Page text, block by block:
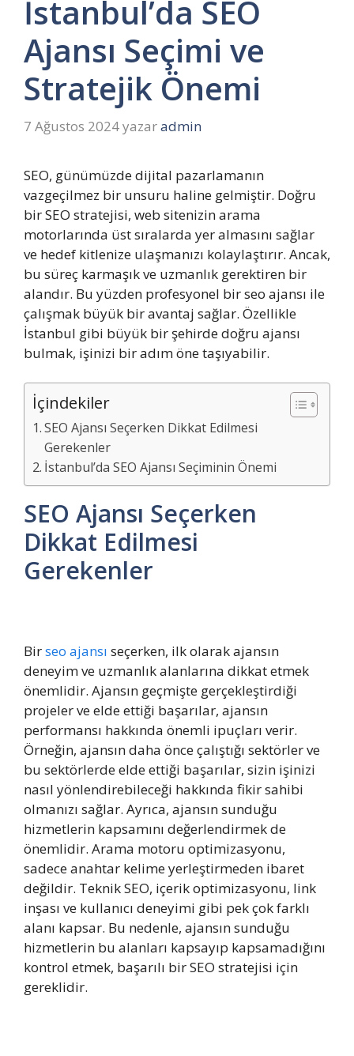
İstanbul’da SEO
Ajansı Seçimi ve
Stratejik Önemi
7 Ağustos 2024yazaradmin
SEO, günümüzde dijital pazarlamanın
vazgeçilmez bir unsuru haline gelmiştir. Doğru
bir SEO stratejisi, web sitenizin arama
motorlarında üst sıralarda yer almasını sağlar
ve hedef kitlenize ulaşmanızı kolaylaştırır. Ancak,
bu süreç karmaşık ve uzmanlık gerektiren bir
alandır. Bu yüzden profesyonel bir seo ajansı ile
çalışmak büyük bir avantaj sağlar. Özellikle
İstanbul gibi büyük bir şehirde doğru ajansı
bulmak, işinizi bir adım öne taşıyabilir.
İçindekiler
SEO Ajansı Seçerken Dikkat Edilmesi
Gerekenler
İstanbul’da SEO Ajansı Seçiminin Önemi
SEO Ajansı Seçerken
Dikkat Edilmesi
Gerekenler
Birseo ajansı seçerken, ilk olarak ajansın
deneyim ve uzmanlık alanlarına dikkat etmek
önemlidir. Ajansın geçmişte gerçekleştirdiği
projeler ve elde ettiği başarılar, ajansın
performansı hakkında önemli ipuçları verir.
Örneğin, ajansın daha önce çalıştığı sektörler ve
bu sektörlerde elde ettiği başarılar, sizin işinizi
nasıl yönlendirebileceği hakkında fikir sahibi
olmanızı sağlar. Ayrıca, ajansın sunduğu
hizmetlerin kapsamını değerlendirmek de
önemlidir. Arama motoru optimizasyonu,
sadece anahtar kelime yerleştirmeden ibaret
değildir. Teknik SEO, içerik optimizasyonu, link
inşası ve kullanıcı deneyimi gibi pek çok farklı
alanı kapsar. Bu nedenle, ajansın sunduğu
hizmetlerin bu alanları kapsayıp kapsamadığını
kontrol etmek, başarılı bir SEO stratejisi için
gereklidir.